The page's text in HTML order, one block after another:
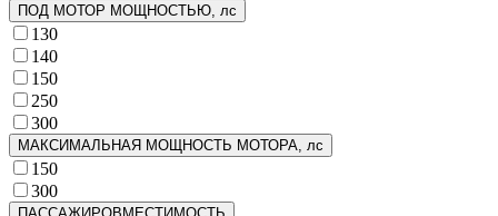
ПОД МОТОР МОЩНОСТЬЮ, лс
130
140
150
250
300
МАКСИМАЛЬНАЯ МОЩНОСТЬ МОТОРА, лс
150
300